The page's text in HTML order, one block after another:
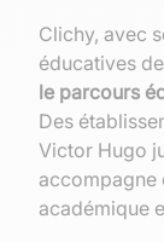
Clichy, avec
éducatives
le parcours
Des
Victor Hugo
accompagne
académique